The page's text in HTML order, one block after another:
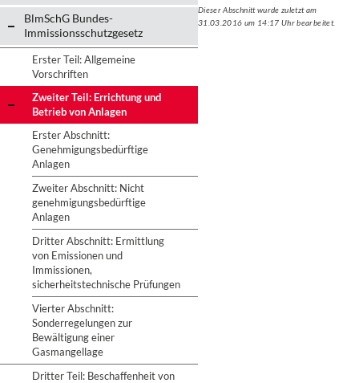
BlmSchG Bundes-
Immissionsschutz­gesetz
Erster Teil: Allgemeine
Vorschriften
Zweiter Teil: Errichtung und
Betrieb von Anlagen
Erster Abschnitt:
Genehmigungsbedürftige
Anlagen
Zweiter Abschnitt: Nicht
genehmigungsbedürftige
Anlagen
Dritter Abschnitt: Ermittlung
von Emissionen und
Immissionen,
sicherheitstechnische Prüfungen
Vierter Abschnitt:
Sonderregelungen zur
Bewältigung einer
Gasmangellage
Dritter Teil: Beschaffenheit von
Dieser Abschnitt wurde zuletzt am
31.03.2016 um 14:17 Uhr bearbeitet.